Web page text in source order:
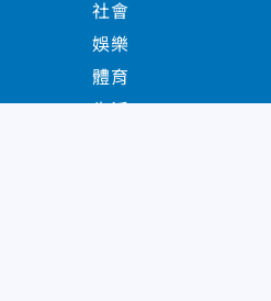
社會
娛樂
體育